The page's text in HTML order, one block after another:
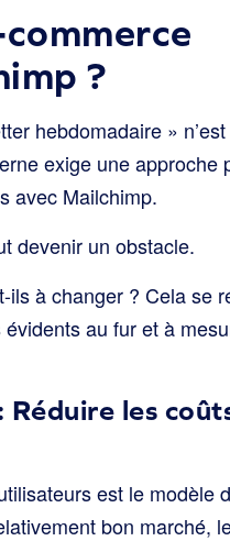
?
hebdomadaire »
exige une approche
avec Mailchimp.
devenir un obstacle.
à changer ? Cela se
au fur et à
les
est le modèle
bon marché,